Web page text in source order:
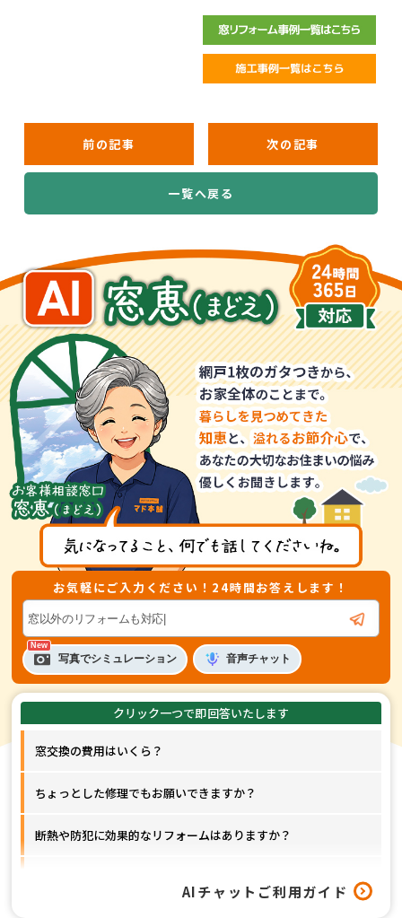
前の記事 次の記事
一覧へ戻る
お気軽にご入力ください！24時間お答えします！
写真でシミュレーション 音声チャット
窓交換の費用はいくら？
ちょっとした修理でもお願いできますか？
断熱や防犯に効果的なリフォームはありますか？
AIチャットご利用ガイド